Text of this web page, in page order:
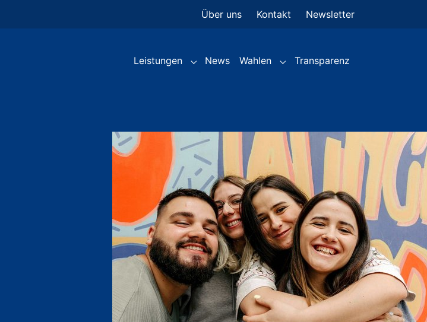
Über uns Kontakt Newsletter
Leistungen Submenu for "Leistungen"
News(current)
Wahlen Submenu for "Wahlen"
Transparenz